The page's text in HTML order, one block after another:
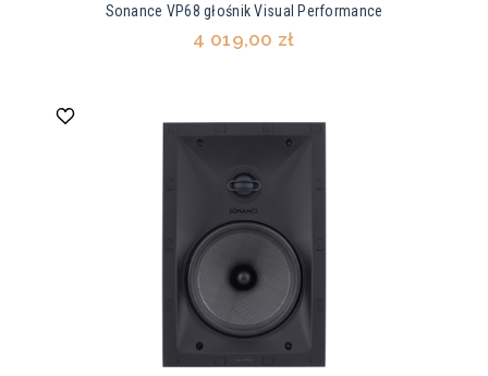
Sonance VP68 głośnik Visual Performance
4 019,00 zł